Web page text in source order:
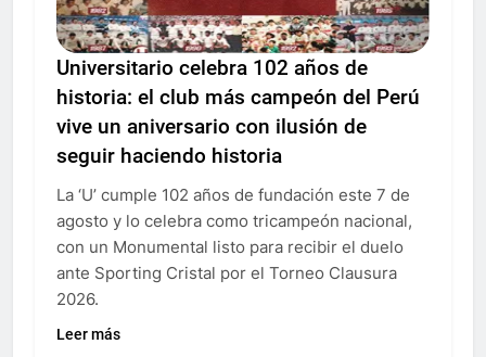
Universitario celebra 102 años de
historia: el club más campeón del Perú
vive un aniversario con ilusión de
seguir haciendo historia
La ‘U’ cumple 102 años de fundación este 7 de
agosto y lo celebra como tricampeón nacional,
con un Monumental listo para recibir el duelo
ante Sporting Cristal por el Torneo Clausura
2026.
Leer más